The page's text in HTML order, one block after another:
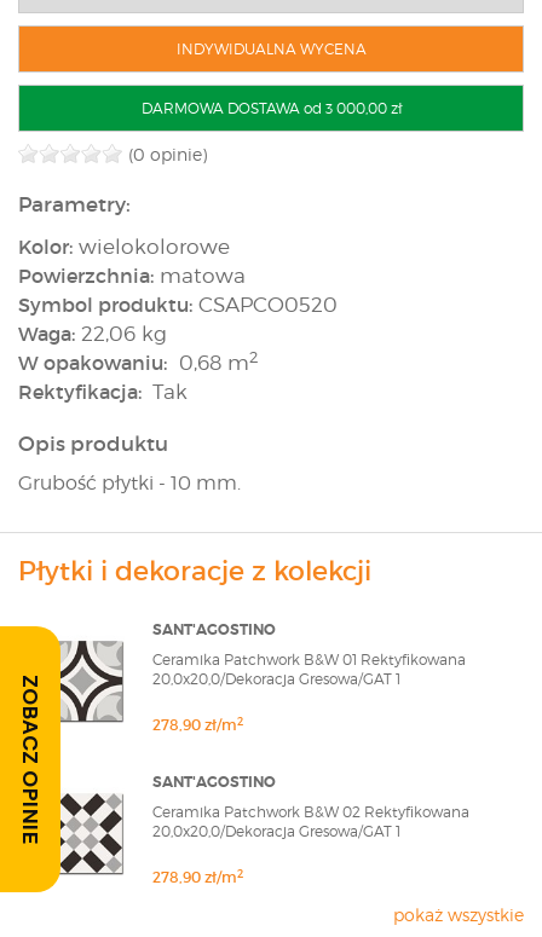
INDYWIDUALNA WYCENA
DARMOWA DOSTAWA od 3 000,00 zł
(0 opinie)
Parametry:
Kolor: wielokolorowe
Powierzchnia: matowa
Symbol produktu: CSAPCO0520
Waga: 22,06 kg
W opakowaniu: 0,68 m2
Rektyfikacja: Tak
Opis produktu
Grubość płytki - 10 mm.
Płytki i dekoracje z kolekcji
SANT'AGOSTINO
Ceramika Patchwork B&W 01 Rektyfikowana
20,0x20,0/Dekoracja Gresowa/GAT 1
278,90 zł/m2
SANT'AGOSTINO
Ceramika Patchwork B&W 02 Rektyfikowana
20,0x20,0/Dekoracja Gresowa/GAT 1
278,90 zł/m2
pokaż wszystkie
ZOBACZ OPINIE